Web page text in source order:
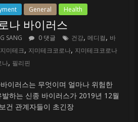
General Health
나 바이러스
SANG 0 댓글 건강, 메디컬, 바
지미테크, 지미테크코로나, 지미테크코로나
나, 필리핀
이러스는 무엇이며 얼마나 위험한
하는 신종 바이러스가 2019년 12월
건 관계자들이 초긴장